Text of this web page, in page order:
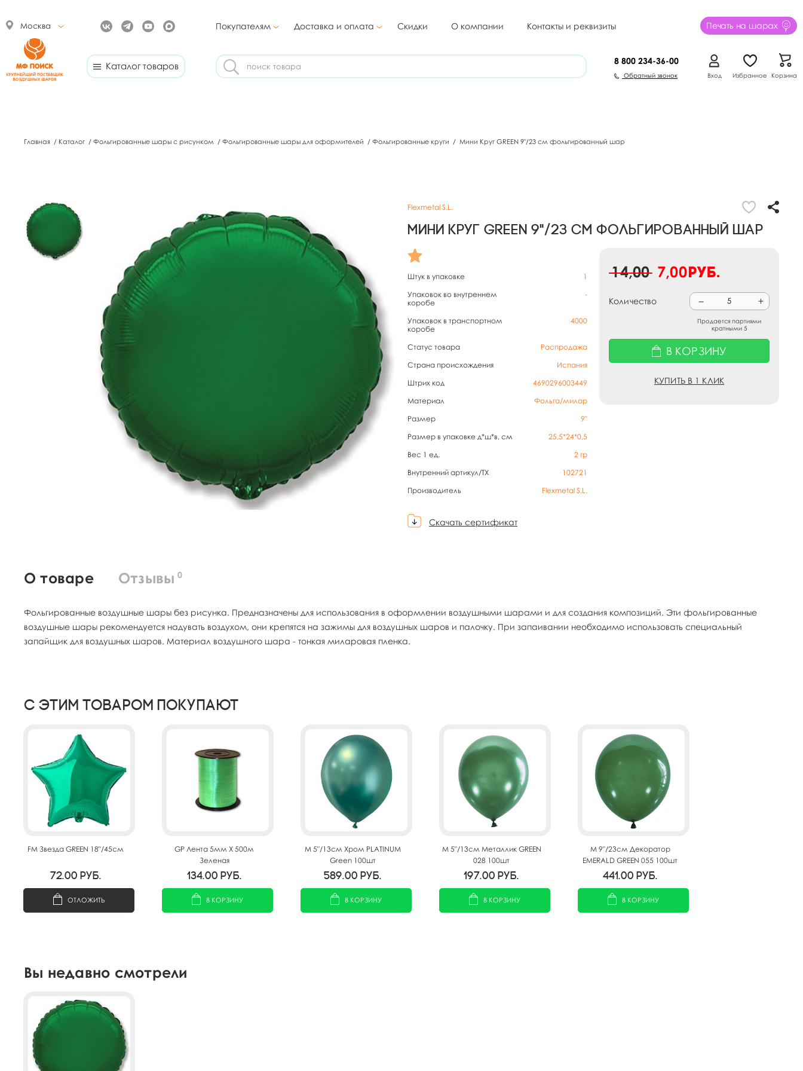
Москва Покупателям Доставка и оплата Скидки О компании Контакты и реквизиты Печать на шарах
Каталог товаров 8 800 234-36-00
Обратный звонок Вход Избранное Корзина
Главная / Каталог / Фольгированные шары с рисунком / Фольгированные шары для оформителей / Фольгированные круги / Мини Круг GREEN 9"/23 см фольгированный шар
Flexmetal S.L.
Мини Круг GREEN 9"/23 см фольгированный шар
Штук в упаковке
1
Упаковок во внутреннем
коробе
-
Упаковок в транспортном
коробе
4000
Статус товара
Распродажа
Страна происхождения
Испания
Штрих код
4690296003449
Материал
Фольга/милар
Размер
9"
Размер в упаковке д*ш*в, см
25,5*24*0,5
Вес 1 ед.
2 гр
Внутренний артикул/TX
102721
Производитель
Flexmetal S.L.
Скачать сертификат
14,00 7,00руб.
Количество
Продается партиями
кратными 5
В КОРЗИНУ
КУПИТЬ В 1 КЛИК
О товаре Отзывы 0
Фольгированные воздушные шары без рисунка. Предназначены для использования в оформлении воздушными шарами и для создания композиций. Эти фольгированные
воздушные шары рекомендуется надувать воздухом, они крепятся на зажимы для воздушных шаров и палочку. При запаивании необходимо использовать специальный
запайщик для воздушных шаров. Материал воздушного шара - тонкая миларовая пленка.
С этим товаром покупают
FM Звезда GREEN 18"/45см
72.00 руб.
ОТЛОЖИТЬ
GP Лента 5мм X 500м
Зеленая
134.00 руб.
В КОРЗИНУ
M 5"/13см Хром PLATINUM
Green 100шт
589.00 руб.
В КОРЗИНУ
M 5"/13см Металлик GREEN
028 100шт
197.00 руб.
В КОРЗИНУ
M 9"/23см Декоратор
EMERALD GREEN 055 100шт
441.00 руб.
В КОРЗИНУ
Вы недавно смотрели